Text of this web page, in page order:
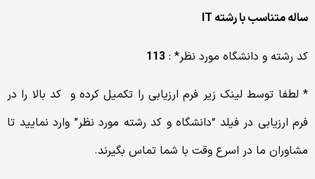
ساله متناسب با رشته IT
کد رشته و دانشگاه مورد نظر* : 113
* لطفا توسط لینک زیر فرم ارزیابی را تکمیل کرده و کد بالا را در
فرم ارزیابی در فیلد “دانشگاه و کد رشته مورد نظر” وارد نمایید تا
مشاوران ما در اسرع وقت با شما تماس بگیرند.